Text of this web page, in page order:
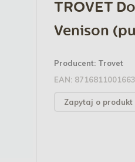
TROVET
Venison
Producent: Trovet
EAN: 8716811001663
Zapytaj o produkt